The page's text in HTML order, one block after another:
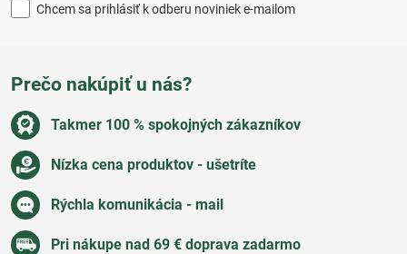
Chcem sa prihlásiť k odberu noviniek e-mailom
Prečo nakúpiť u nás?
Takmer 100 % spokojných zákazníkov
Nízka cena produktov - ušetríte
Rýchla komunikácia - mail
Pri nákupe nad 69 € doprava zadarmo